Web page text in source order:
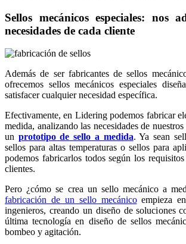
Sellos mecánicos especiales: nos
necesidades de cada cliente
Además de ser fabricantes de sellos
ofrecemos sellos mecánicos especiales
satisfacer cualquier necesidad específica.
Efectivamente, en Lidering podemos fabricar
medida, analizando las necesidades de
un prototipo de sello a medida. Ya sean
sellos para altas temperaturas o sellos para
podemos fabricarlos todos según los
clientes.
Pero ¿cómo se crea un sello mecánico a
fabricación de un sello mecánicoempieza
ingenieros, creando un diseño de soluciones
última tecnología en diseño de sellos
bombeo y agitación.